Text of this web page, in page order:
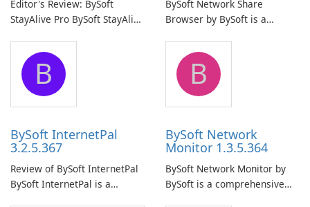
Editor's Review: BySoft
StayAlive Pro BySoft StayAlive
application designed to
ensure the continuous and
uninterrupted operation of
your computer system.
BySoft Network Share
Browser by BySoft is a
application that allows users
to easily browse and manage
shared folders on their
network.
B
BySoft InternetPal
3.2.5.367
Review of BySoft InternetPal
BySoft InternetPal is a
B
BySoft Network
Monitor 1.3.5.364
BySoft Network Monitor by
BySoft is a comprehensive